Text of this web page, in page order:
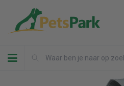
Toggle navigation